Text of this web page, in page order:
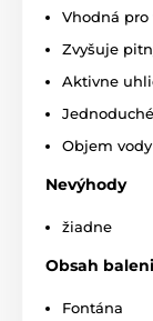
dreveného
zlú chuť a
množstiev
Základné
Vodopád
Rampa
Takmer
Vhodná pro
Zvyšuje
Aktivne
Objem
Nevýhody
žiadne
Obsah
Fontána